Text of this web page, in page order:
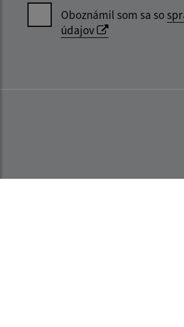
Oboznámil som sa so
údajov